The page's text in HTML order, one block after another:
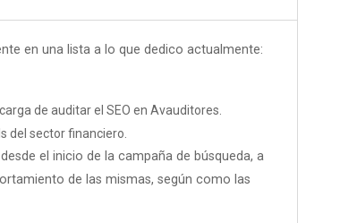
en una lista a lo que dedico actualmente:
de auditar el SEO en Avauditores.
del sector financiero.
el inicio de la campaña de búsqueda, a
de las mismas, según como las